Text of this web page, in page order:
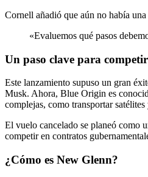
Cornell añadió que aún no había
«Evaluemos qué pasos
Un paso clave para
Este lanzamiento supuso un gran
Musk. Ahora, Blue Origin es
complejas, como transportar
El vuelo cancelado se planeó como
competir en contratos
¿Cómo es New Glenn?